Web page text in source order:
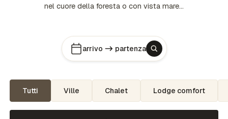
nel cuore della foresta o con vista mare…
arrivo partenza
Tutti Ville Chalet Lodge comfort